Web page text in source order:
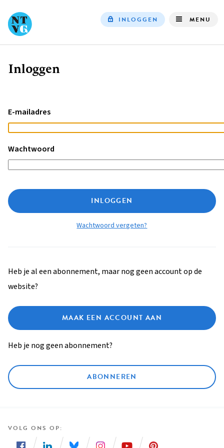
INLOGGEN MENU
Kruimelpad
Inloggen
E-mailadres
Wachtwoord
INLOGGEN
Wachtwoord vergeten?
Heb je al een abonnement, maar nog geen account op de
website?
MAAK EEN ACCOUNT AAN
Heb je nog geen abonnement?
ABONNEREN
VOLG ONS OP